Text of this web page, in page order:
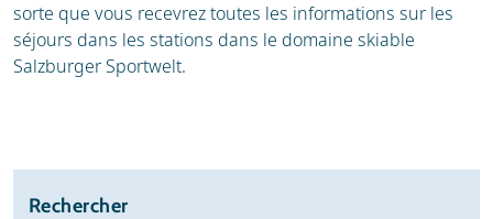
sorte que vous recevrez toutes les informations sur les
séjours dans les stations dans le domaine skiable
Salzburger Sportwelt.
Rechercher